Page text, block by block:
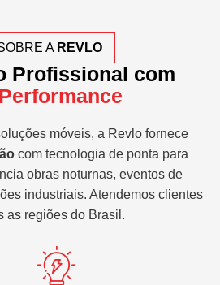
A REVLO
Profissional com
móveis, a Revlo fornece
com tecnologia de ponta para
obras noturnas, eventos de
industriais. Atendemos clientes
as regiões do Brasil.